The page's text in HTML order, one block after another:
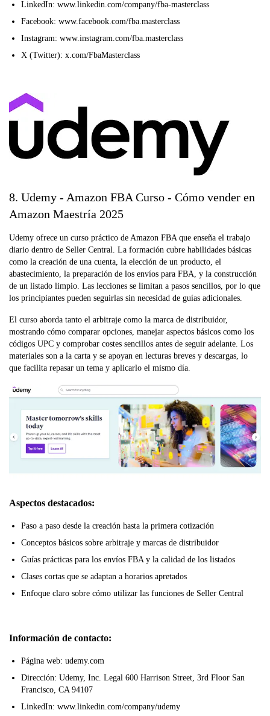
LinkedIn: www.linkedin.com/company/fba-masterclass
Facebook: www.facebook.com/fba.masterclass
Instagram: www.instagram.com/fba.masterclass
X (Twitter): x.com/FbaMasterclass
8. Udemy - Amazon FBA Curso - Cómo vender en
Amazon Maestría 2025
Udemy ofrece un curso práctico de Amazon FBA que enseña el trabajo
diario dentro de Seller Central. La formación cubre habilidades básicas
como la creación de una cuenta, la elección de un producto, el
abastecimiento, la preparación de los envíos para FBA, y la construcción
de un listado limpio. Las lecciones se limitan a pasos sencillos, por lo que
los principiantes pueden seguirlas sin necesidad de guías adicionales.
El curso aborda tanto el arbitraje como la marca de distribuidor,
mostrando cómo comparar opciones, manejar aspectos básicos como los
códigos UPC y comprobar costes sencillos antes de seguir adelante. Los
materiales son a la carta y se apoyan en lecturas breves y descargas, lo
que facilita repasar un tema y aplicarlo el mismo día.
Aspectos destacados:
Paso a paso desde la creación hasta la primera cotización
Conceptos básicos sobre arbitraje y marcas de distribuidor
Guías prácticas para los envíos FBA y la calidad de los listados
Clases cortas que se adaptan a horarios apretados
Enfoque claro sobre cómo utilizar las funciones de Seller Central
Información de contacto:
Página web: udemy.com
Dirección: Udemy, Inc. Legal 600 Harrison Street, 3rd Floor San
Francisco, CA 94107
LinkedIn: www.linkedin.com/company/udemy